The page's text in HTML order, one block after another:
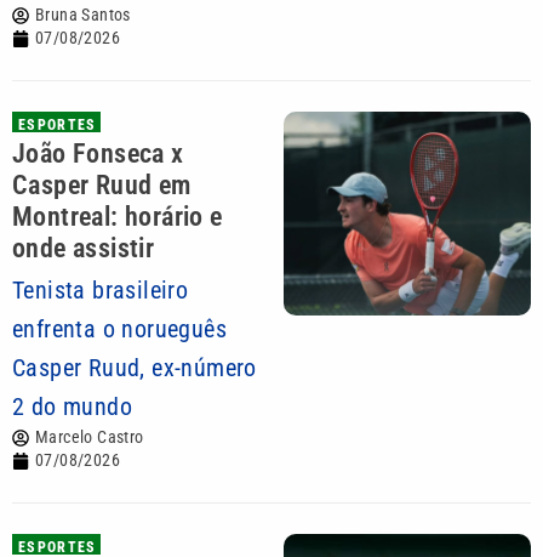
Bruna Santos
07/08/2026
ESPORTES
João Fonseca x
Casper Ruud em
Montreal: horário e
onde assistir
Tenista brasileiro
enfrenta o norueguês
Casper Ruud, ex-número
2 do mundo
Marcelo Castro
07/08/2026
ESPORTES